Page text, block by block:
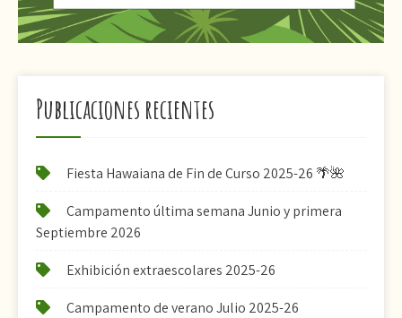
Publicaciones recientes
Fiesta Hawaiana de Fin de Curso 2025-26 🌴🌺
Campamento última semana Junio y primera
Septiembre 2026
Exhibición extraescolares 2025-26
Campamento de verano Julio 2025-26